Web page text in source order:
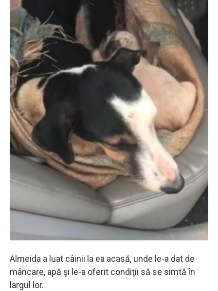
Almeida a luat câinii la ea acasă, unde le-a dat de
mâncare, apă şi le-a oferit condiţii să se simtă în
largul lor.